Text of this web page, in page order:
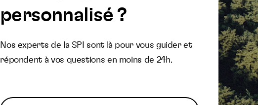
personnalisé ?
Nos experts de la SPI sont là pour vous guider et
répondent à vos questions en moins de 24h.